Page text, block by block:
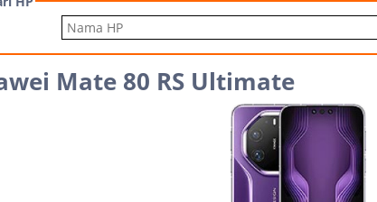
Mate 80 RS Ultimate